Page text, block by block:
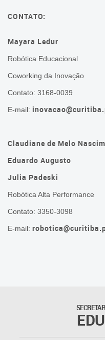
CONTATO:
Mayara Ledur
Robótica Educacional
Coworking da Inovação
Contato: 3168-0039
E-mail:
Claudiane de Melo
Eduardo Augusto
Julia Padeski
Robótica Alta Performance
Contato: 3350-3098
E-mail: